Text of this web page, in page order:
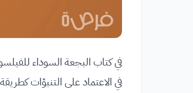
في كتاب البجعة السوداء
في الاعتماد على التنبؤات